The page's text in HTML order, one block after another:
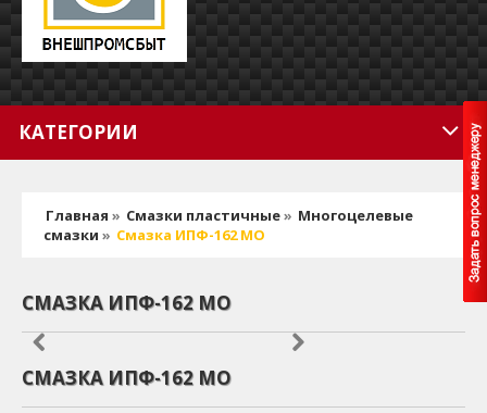
КАТЕГОРИИ
Главная » Смазки пластичные» Многоцелевые
смазки » Смазка ИПФ-162 МО
СМАЗКА ИПФ-162 МО
СМАЗКА ИПФ-162 МО